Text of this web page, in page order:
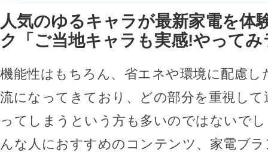
人気のゆるキャラが最新家電を体
ク「ご当地キャラも実感!やってみ
機能性はもちろん、省エネや環境に配慮し
流になってきており、どの部分を重視し
ってしまうという方も多いのではないで
んな人におすすめのコンテンツ、家電ブ